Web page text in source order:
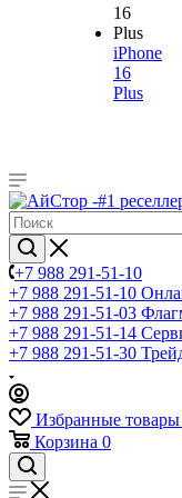
iPhone
16
Plus
+7 988 291-51-10
+7 988 291-51-10
+7 988 291-51-03
+7 988 291-51-14
+7 988 291-51-30
Избранные товары
Корзина 0